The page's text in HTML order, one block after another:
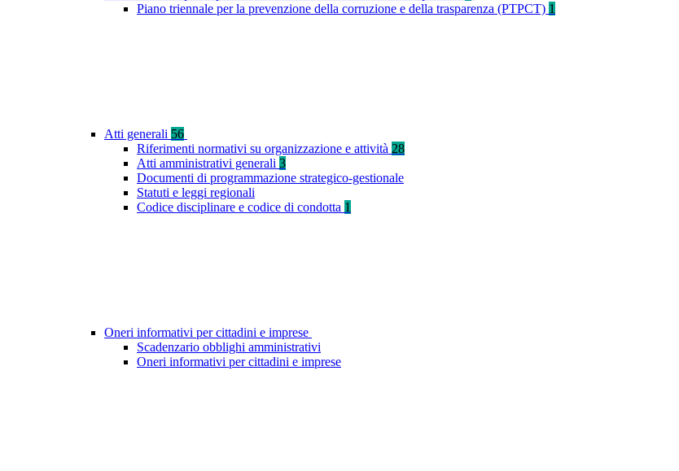
Piano triennale per la prevenzione della corruzione e della trasparenza (PTPCT) 1
Atti generali 56
Riferimenti normativi su organizzazione e attività 28
Atti amministrativi generali 3
Documenti di programmazione strategico-gestionale
Statuti e leggi regionali
Codice disciplinare e codice di condotta 1
Oneri informativi per cittadini e imprese
Scadenzario obblighi amministrativi
Oneri informativi per cittadini e imprese